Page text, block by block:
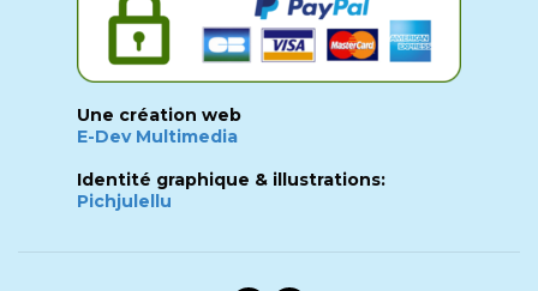
Une création web
E-Dev Multimedia
Identité graphique & illustrations:
Pichjulellu